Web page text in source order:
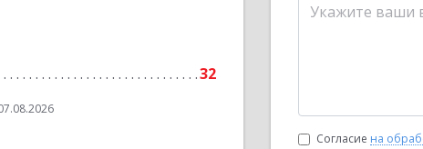
32
Согласие на